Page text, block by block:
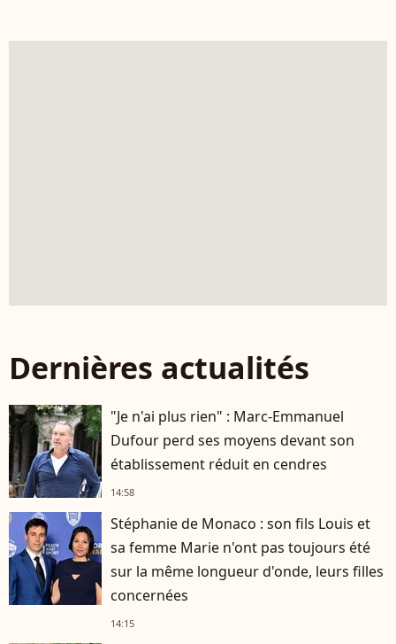
Dernières actualités
"Je n'ai plus rien" : Marc-Emmanuel
Dufour perd ses moyens devant son
établissement réduit en cendres
14:58
Stéphanie de Monaco : son fils Louis et
sa femme Marie n'ont pas toujours été
sur la même longueur d'onde, leurs filles
concernées
14:15